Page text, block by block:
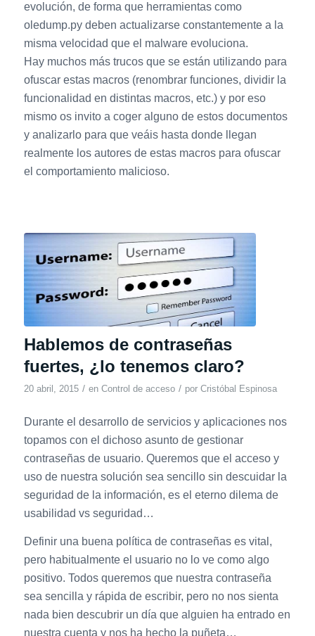
evolución, de forma que herramientas como
oledump.py deben actualizarse constantemente a la
misma velocidad que el malware evoluciona.
Hay muchos más trucos que se están utilizando para
ofuscar estas macros (renombrar funciones, dividir la
funcionalidad en distintas macros, etc.) y por eso
mismo os invito a coger alguno de estos documentos
y analizarlo para que veáis hasta donde llegan
realmente los autores de estas macros para ofuscar
el comportamiento malicioso.
Hablemos de contraseñas
fuertes, ¿lo tenemos claro?
20 abril, 2015 / en Control de acceso / por Cristóbal Espinosa
Durante el desarrollo de servicios y aplicaciones nos
topamos con el dichoso asunto de gestionar
contraseñas de usuario. Queremos que el acceso y
uso de nuestra solución sea sencillo sin descuidar la
seguridad de la información, es el eterno dilema de
usabilidad vs seguridad…
Definir una buena política de contraseñas es vital,
pero habitualmente el usuario no lo ve como algo
positivo. Todos queremos que nuestra contraseña
sea sencilla y rápida de escribir, pero no nos sienta
nada bien descubrir un día que alguien ha entrado en
nuestra cuenta y nos ha hecho la puñeta…